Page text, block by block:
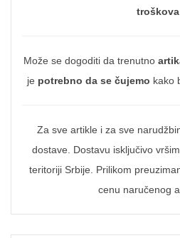
troškova
Može se dogoditi da trenutno
je potrebno da se čujemo kako
Za sve artikle i za sve
dostave. Dostavu isključivo
teritoriji Srbije. Prilikom
cenu naručenog